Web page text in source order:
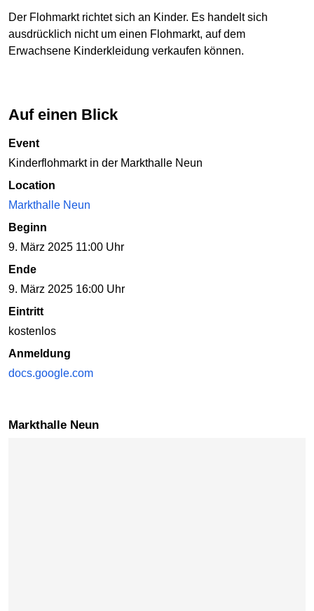
Der Flohmarkt richtet sich an Kinder. Es handelt sich
ausdrücklich nicht um einen Flohmarkt, auf dem
Erwachsene Kinderkleidung verkaufen können.
Auf einen Blick
Event
Kinderflohmarkt in der Markthalle Neun
Location
Markthalle Neun
Beginn
9. März 2025 11:00 Uhr
Ende
9. März 2025 16:00 Uhr
Eintritt
kostenlos
Anmeldung
docs.google.com
Markthalle Neun